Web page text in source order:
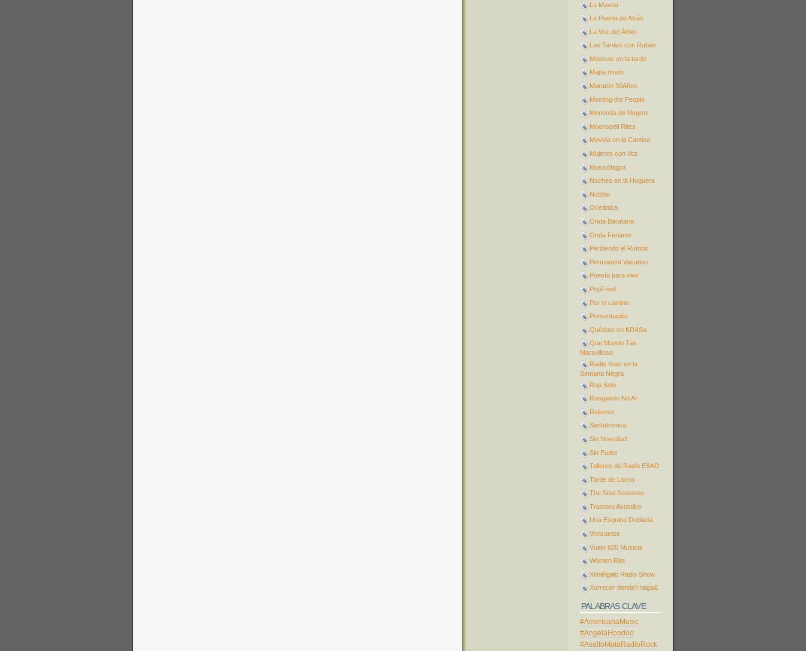
La Mavea
La Puerta de Atrás
La Voz del Árbol
Las Tardes con Rubén
Músicas en la tarde
Mapa mudo
Maratón 30Años
Meeting the People
Merienda de Negros
Moonspell Rites
Movida en la Cantina
Mujeres con Voz
Musicófagos
Noches en la Hoguera
NoSitio
Oceánica
Onda Barataria
Onda Feriante
Perdiendo el Rumbo
Permanent Vacation
Poesía para vivir
PopFood
Por el camino
Presentación
Quédate en KRASa
Que Mundo Tan
Maravilloso
Radio Kras en la
Semana Negra
Rap Solo
Rasgando No Ar
Relieves
Sestatrónica
Sin Novedad
Sin Pudor
Talleres de Radio ESAD
Tarde de Locos
The Soul Sessions
Trastero Akústiko
Una Esquina Doblada
Vericuetos
Vuelo 605 Musical
Women Riot
Ximiélgalo Radio Show
Xorrecer dende'l raiga&
PALABRAS CLAVE
#AmericanaMusic
#AngelaHoodoo
#AsaltoMataRadioRock